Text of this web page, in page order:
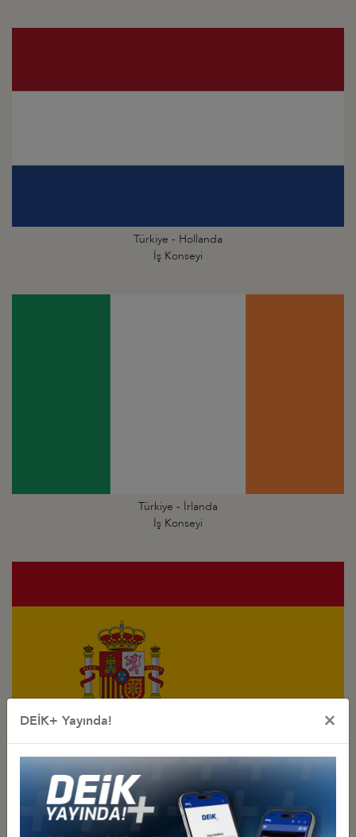
Türkiye - Hollanda
İş Konseyi
Türkiye - İrlanda
İş Konseyi
Türkiye - İspanya
İş Konseyi
DEİK+ Yayında! ×